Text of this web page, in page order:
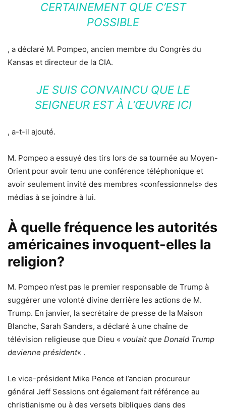
CERTAINEMENT QUE C’EST
POSSIBLE
, a déclaré M. Pompeo, ancien membre du Congrès du
Kansas et directeur de la CIA.
JE SUIS CONVAINCU QUE LE
SEIGNEUR EST À L’ŒUVRE ICI
, a-t-il ajouté.
M. Pompeo a essuyé des tirs lors de sa tournée au Moyen-
Orient pour avoir tenu une conférence téléphonique et
avoir seulement invité des membres «confessionnels» des
médias à se joindre à lui.
À quelle fréquence les autorités
américaines invoquent-elles la
religion?
M. Pompeo n’est pas le premier responsable de Trump à
suggérer une volonté divine derrière les actions de M.
Trump. En janvier, la secrétaire de presse de la Maison
Blanche, Sarah Sanders, a déclaré à une chaîne de
télévision religieuse que Dieu « voulait que Donald Trump
devienne président« .
Le vice-président Mike Pence et l’ancien procureur
général Jeff Sessions ont également fait référence au
christianisme ou à des versets bibliques dans des